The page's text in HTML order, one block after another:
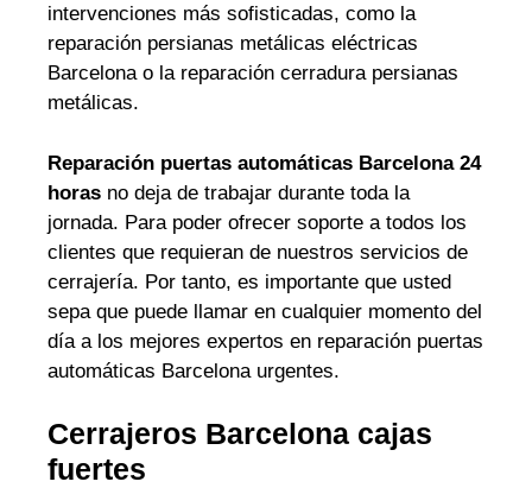
intervenciones más sofisticadas, como la
reparación persianas metálicas eléctricas
Barcelona o la reparación cerradura persianas
metálicas.
Reparación puertas automáticas Barcelona 24
horas no deja de trabajar durante toda la
jornada. Para poder ofrecer soporte a todos los
clientes que requieran de nuestros servicios de
cerrajería. Por tanto, es importante que usted
sepa que puede llamar en cualquier momento del
día a los mejores expertos en reparación puertas
automáticas Barcelona urgentes.
Cerrajeros Barcelona cajas
fuertes